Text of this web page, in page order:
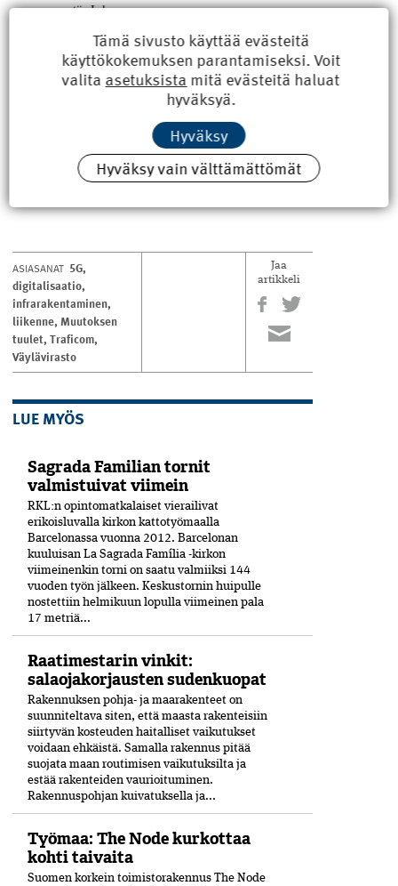
syystä. Joko
sillä ei ole lakien edellyttämiä lupia tai sitten
tekniset valmiudet toimia täysin autonomisesti
ovat puutteelliset.
Teksti Reijo Holopainen Kuvat Adobe ja Reijo
Muutoksen tuulet -sarja käsittelee rakennussektorin ­
ASIASANAT 5G,
digitalisaatio,
infrarakentaminen,
liikenne, Muutoksen
tuulet, Traficom,
Väylävirasto
Jaa
artikkeli
LUE MYÖS
Sagrada Familian tornit
valmistuivat viimein
RKL:n opintomatkalaiset vierailivat
erikoisluvalla kirkon kattotyömaalla
Barcelonassa vuonna 2012. Barcelonan
kuuluisan La Sagrada Família -kirkon
viimeinenkin torni on saatu valmiiksi­ 144
vuoden työn jälkeen. Keskustornin huipulle
nostettiin helmikuun lopulla viimeinen pala
17 metriä...
Raatimestarin vinkit:
salaojakorjausten sudenkuopat
Rakennuksen pohja- ja maarakenteet on
suunniteltava siten, että maasta rakenteisiin
siirtyvän kosteuden haitalliset vaikutukset
voidaan ehkäistä. Samalla rakennus pitää
suojata maan routimisen vaikutuksilta ja
estää rakenteiden vaurioituminen.
Rakennuspohjan kuivatuksella ja...
Työmaa: The Node kurkottaa
kohti taivaita
Suomen korkein toimistorakennus The Node
Tämä sivusto käyttää evästeitä
käyttökokemuksen parantamiseksi. Voit
valita asetuksista mitä evästeitä haluat
hyväksyä.
Hyväksy
Hyväksy vain välttämättömät